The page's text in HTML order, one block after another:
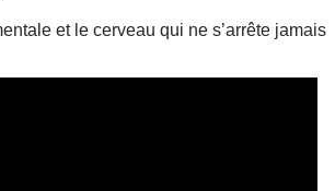
et le cerveau qui ne s’arrête jamais